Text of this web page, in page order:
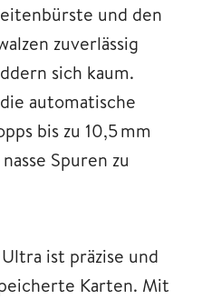
und den
zuverlässig
sich kaum.
automatische
bis zu 10,5 mm
Spuren zu
ist präzise und
Karten. Mit